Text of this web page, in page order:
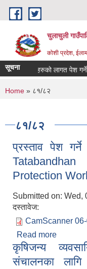
Skip to main content
चुलाचुली
कोशी प्रदेश,
सूचनासामाग्रीहरुको लागत पेश गर्ने
You are here
Home » ८१/८२
८१/८२
प्रस्ताव पेश
Protection
Submitted on: Wed,
दस्तावेज:
CamScanner
Read more
Works)
कृषिजन्य
संचालनका लागि